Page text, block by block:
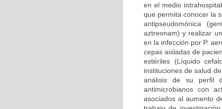
en el medio
que permita conocer la
antipseudomónica
aztreonam) y realizar
en la infección por P.
cepas aisladas de
estériles (Líquido
instituciones de salud
análisis de su perfil
antimicrobianos con
asociados al aumento